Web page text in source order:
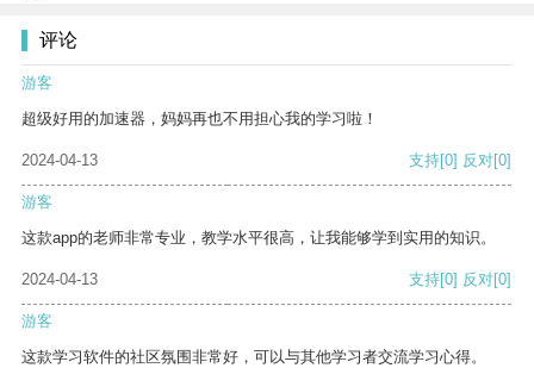
评论
游客
超级好用的加速器，妈妈再也不用担心我的学习啦！
2024-04-13 支持[0] 反对[0]
游客
这款app的老师非常专业，教学水平很高，让我能够学到实用的知识。
2024-04-13 支持[0] 反对[0]
游客
这款学习软件的社区氛围非常好，可以与其他学习者交流学习心得。